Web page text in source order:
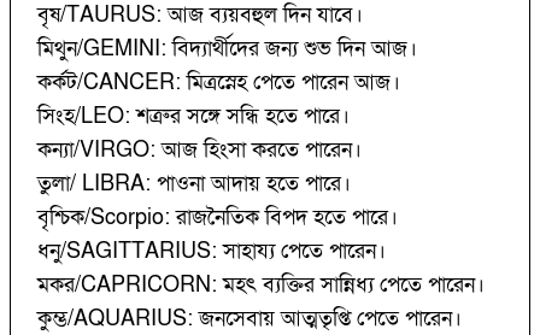
বৃষ/TAURUS: আজ ব্যয়বহুল দিন যাবে।
মিথুন/GEMINI: বিদ্যার্থীদের জন্য শুভ দিন আজ।
কর্কট/CANCER: মিত্রস্নেহ পেতে পারেন আজ।
সিংহ/LEO: শত্রুর সঙ্গে সন্ধি হতে পারে।
কন্যা/VIRGO: আজ হিংসা করতে পারেন।
তুলা/ LIBRA: পাওনা আদায় হতে পারে।
বৃশ্চিক/Scorpio: রাজনৈতিক বিপদ হতে পারে।
ধনু/SAGITTARIUS: সাহায্য পেতে পারেন।
মকর/CAPRICORN: মহৎ ব্যক্তির সান্নিধ্য পেতে পারেন।
কুম্ভ/AQUARIUS: জনসেবায় আত্মতৃপ্তি পেতে পারেন।